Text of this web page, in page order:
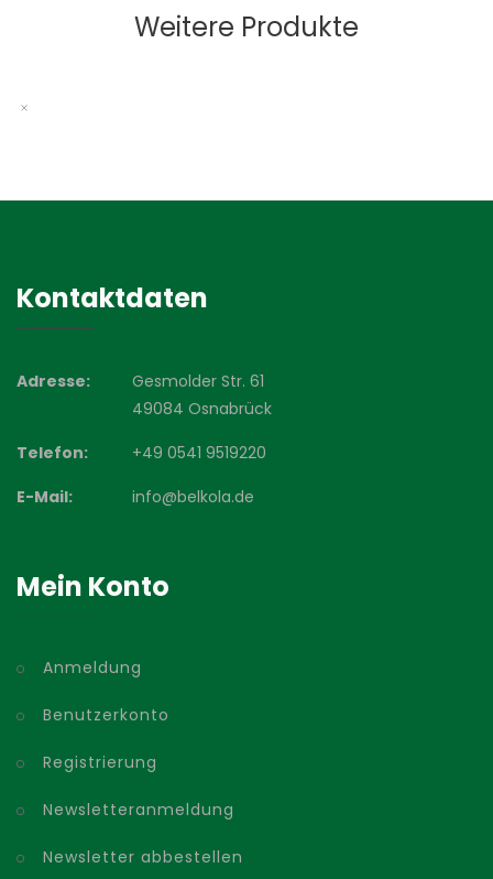
Weitere Produkte
Kontaktdaten
Adresse:
Gesmolder Str. 61
49084 Osnabrück
Telefon:
+49 0541 9519220
E-Mail:
info@belkola.de
Mein Konto
Anmeldung
Benutzerkonto
Registrierung
Newsletteranmeldung
Newsletter abbestellen